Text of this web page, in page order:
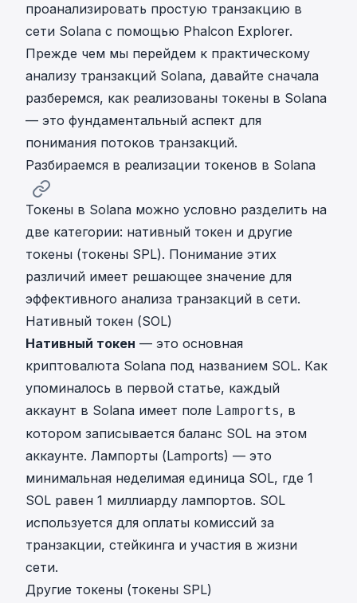
проанализировать простую транзакцию в
сети Solana с помощью Phalcon Explorer.
Прежде чем мы перейдем к практическому
анализу транзакций Solana, давайте сначала
разберемся, как реализованы токены в Solana
— это фундаментальный аспект для
понимания потоков транзакций.
Разбираемся в реализации токенов в Solana
Токены в Solana можно условно разделить на
две категории: нативный токен и другие
токены (токены SPL). Понимание этих
различий имеет решающее значение для
эффективного анализа транзакций в сети.
Нативный токен (SOL)
Нативный токен — это основная
криптовалюта Solana под названием SOL. Как
упоминалось в первой статье, каждый
аккаунт в Solana имеет поле Lamports, в
котором записывается баланс SOL на этом
аккаунте. Лампорты (Lamports) — это
минимальная неделимая единица SOL, где 1
SOL равен 1 миллиарду лампортов. SOL
используется для оплаты комиссий за
транзакции, стейкинга и участия в жизни
сети.
Другие токены (токены SPL)